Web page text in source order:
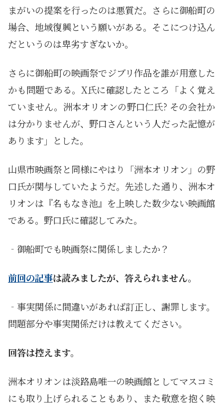
まがいの提案を行ったのは悪質だ。さらに御船町の
場合、地域復興という願いがある。そこにつけ込ん
だというのは卑劣すぎないか。
さらに御船町の映画祭でジブリ作品を誰が用意した
かも問題である。X氏に確認したところ「よく覚え
ていません。洲本オリオンの野口仁氏? その会社か
は分かりませんが、野口さんという人だった記憶が
あります」とした。
山県市映画祭と同様にやはり「洲本オリオン」の野
口氏が関与していたようだ。先述した通り、洲本オ
リオンは『名もなき池』を上映した数少ない映画館
である。野口氏に確認してみた。
‐御船町でも映画祭に関係しましたか？
前回の記事は読みましたが、答えられません。
‐事実関係に間違いがあれば訂正し、謝罪します。
問題部分や事実関係だけは教えてください。
回答は控えます。
洲本オリオンは淡路島唯一の映画館としてマスコミ
にも取り上げられることもあり、また敬意を抱く映